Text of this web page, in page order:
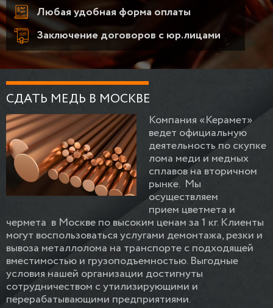
Любая удобная форма оплаты
Заключение договоров с юр.лицами
СДАТЬ МЕДЬ В МОСКВЕ
Компания «Керамет»
ведет официальную
деятельность по скупке
лома меди и медных
сплавовна вторичном
рынке. Мы
осуществляем
прием цветмета и
чермета в Москве по высоким ценам за 1 кг. Клиенты
могут воспользоваться услугами демонтажа, резки и
вывоза металлолома на транспорте с подходящей
вместимостью и грузоподъемностью. Выгодные
условия нашей организации достигнуты
сотрудничеством с утилизирующими и
перерабатывающими предприятиями.